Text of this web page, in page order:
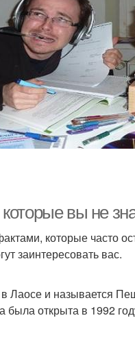
вы не
которые часто
заинтересовать вас.
и называется
открыта в 1992